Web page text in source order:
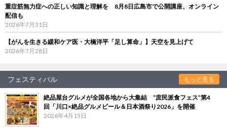
重症筋無力症への正しい知識と理解を 8月8日広島市で公開講座、オンライン
配信も
2026年7月31日
【がんを生きる緩和ケア医・大橋洋平「足し算命」】天空を見上げて
2026年7月28日
フェスティバル もっと見る
絶品屋台グルメが全国各地から大集結 “庶民派食フェス”第4
回「川口×絶品グルメビール＆日本酒祭り2026」を開催
2026年4月15日